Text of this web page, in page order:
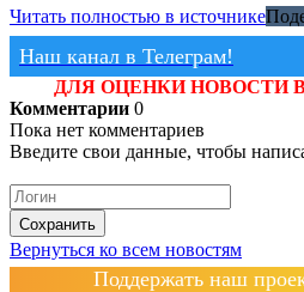
Читать полностью в источнике
Наш канал в Телеграм!
ДЛЯ ОЦЕНКИ НОВОСТИ
Комментарии 0
Пока нет комментариев
Введите свои данные, чтобы
Сохранить
Вернуться ко всем новостям
Поддержать наш